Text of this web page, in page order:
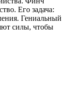
Его задача:
Гениальный
силы, чтобы